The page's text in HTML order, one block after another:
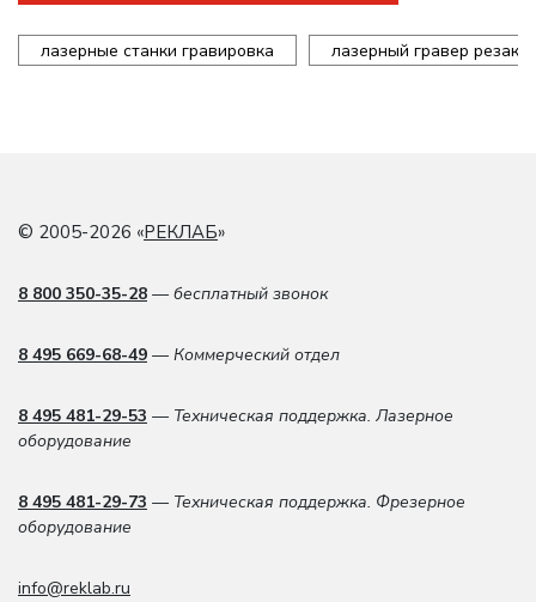
лазерные станки гравировка лазерный гравер резак
© 2005-2026 «РЕКЛАБ»
8 800 350-35-28 — бесплатный звонок
8 495 669-68-49 — Коммерческий отдел
8 495 481-29-53 — Техническая поддержка. Лазерное
оборудование
8 495 481-29-73 — Техническая поддержка. Фрезерное
оборудование
info@reklab.ru